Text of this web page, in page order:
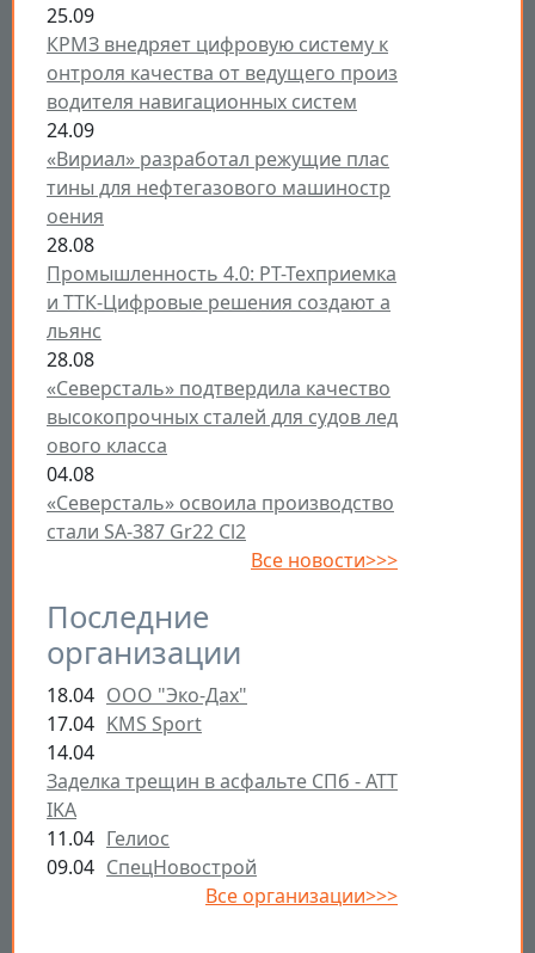
25.09
КРМЗ внедряет цифровую систему к
онтроля качества от ведущего произ
водителя навигационных систем
24.09
«Вириал» разработал режущие плас
тины для нефтегазового машиностр
оения
28.08
Промышленность 4.0: РТ-Техприемка
и ТТК-Цифровые решения создают а
льянс
28.08
«Северсталь» подтвердила качество
высокопрочных сталей для судов лед
ового класса
04.08
«Северсталь» освоила производство
стали SA-387 Gr22 Cl2
Все новости>>>
Последние
организации
18.04 ООО "Эко-Дах"
17.04 KMS Sport
14.04
Заделка трещин в асфальте СПб - ATT
IKA
11.04 Гелиос
09.04 СпецНовострой
Все организации>>>